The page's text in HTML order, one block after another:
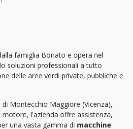
famiglia Bonato e opera nel
soluzioni professionali a tutto
delle aree verdi private, pubbliche e
Montecchio Maggiore (Vicenza),
l'azienda offre assistenza,
una vasta gamma di macchine